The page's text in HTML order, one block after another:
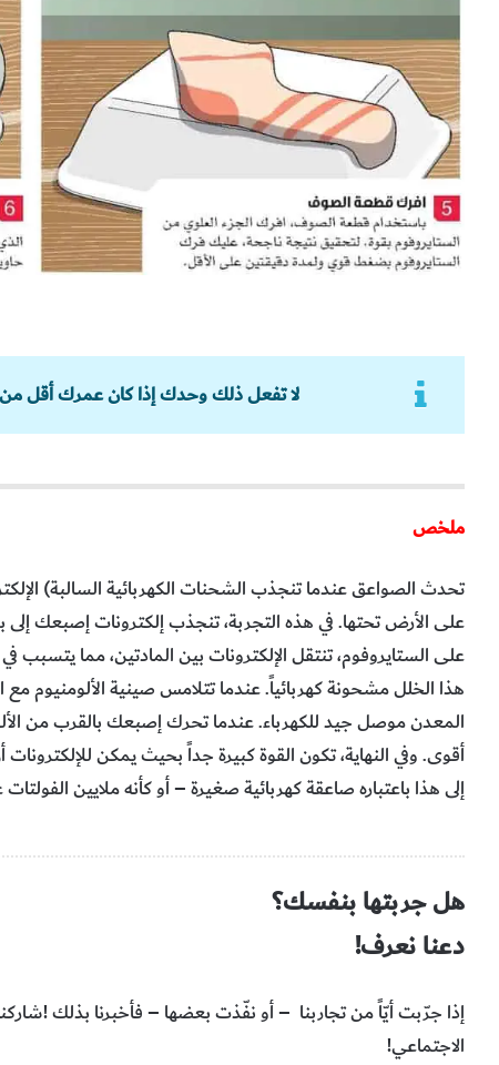
لا تفعل ذلك وحدك إذا كان عمرك أقل من 16 سنة، تأكد من وجود أحد الكبار
ملخص
‬إلى‭ ‬هذا‭ ‬باعتباره‭ ‬صاعقة‭ ‬كهربائية‭ ‬صغيرة‭ – ‬أو‭ ‬كأنه‭ ‬ملايين‭ ‬الفولتات‭ ‬عند‭ ‬التعرض‭ ‬لعاصفة‭ ‬رعدية‭.‬
هل جربتها بنفسك؟
دعنا نعرف!
إذا‭ ‬جرّبت‭ ‬أيّاً‭ ‬من‭ ‬تجاربنا‭ –
‬الاجتماعي‭!‬